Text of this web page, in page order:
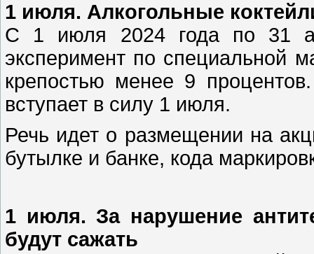
1 июля. Алкогольные
С 1 июля 2024 года по 31
эксперимент по специальной
крепостью менее 9
вступает в силу 1 июля.
Речь идет о размещении на
бутылке и банке, кода
1 июля. За нарушение
будут сажать